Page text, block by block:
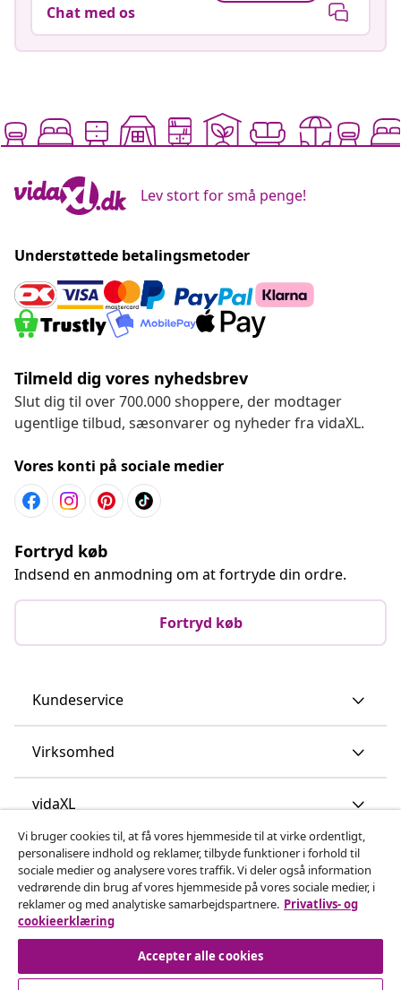
Chat med os
Lev stort for små penge!
Understøttede betalingsmetoder
Tilmeld dig vores nyhedsbrev
Slut dig til over 700.000 shoppere, der modtager
ugentlige tilbud, sæsonvarer og nyheder fra vidaXL.
Vores konti på sociale medier
Fortryd køb
Indsend en anmodning om at fortryde din ordre.
Fortryd køb
Kundeservice
Virksomhed
vidaXL
Opdag mere
Vi bruger cookies til, at få vores hjemmeside til at virke ordentligt,
personalisere indhold og reklamer, tilbyde funktioner i forhold til
sociale medier og analysere vores traffik. Vi deler også information
vedrørende din brug af vores hjemmeside på vores sociale medier, i
reklamer og med analytiske samarbejdspartnere. Privatlivs- og
cookieerklæring
Accepter alle cookies